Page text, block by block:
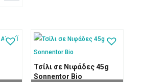
Τσίλι σε Νιφάδες 45g
Sonnentor Bio